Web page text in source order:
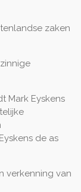
zaken
Mark Eyskens
de as
verkenning van